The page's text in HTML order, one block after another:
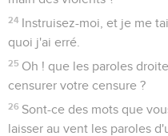
24 Instruisez-moi, et je me
quoi j'ai erré.
25 Oh ! que les paroles
censurer votre censure ?
26 Sont-ce des mots que
laisser au vent les paroles